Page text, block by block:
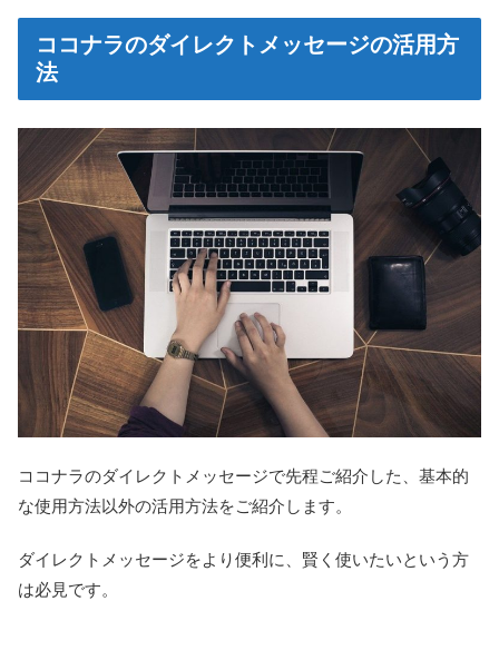
ココナラのダイレクトメッセージの活用方
法
ココナラのダイレクトメッセージで先程ご紹介した、基本的
な使用方法以外の活用方法をご紹介します。
ダイレクトメッセージをより便利に、賢く使いたいという方
は必見です。